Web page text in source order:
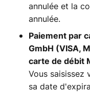
annulée et la
annulée.
Paiement par
GmbH (VISA,
carte de débit
Vous saisissez
sa date